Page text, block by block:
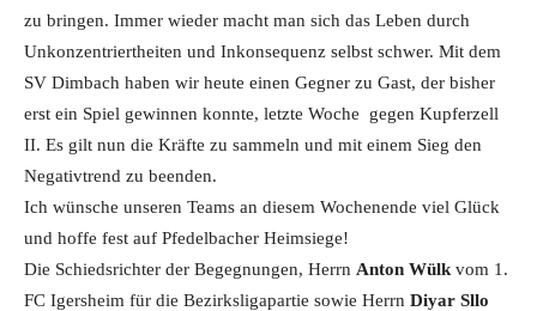
zu bringen. Immer wieder macht man sich das Leben durch
Unkonzentriertheiten und Inkonsequenz selbst schwer. Mit dem
SV Dimbach haben wir heute einen Gegner zu Gast, der bisher
erst ein Spiel gewinnen konnte, letzte Woche gegen Kupferzell
II. Es gilt nun die Kräfte zu sammeln und mit einem Sieg den
Negativtrend zu beenden.
Ich wünsche unseren Teams an diesem Wochenende viel Glück
und hoffe fest auf Pfedelbacher Heimsiege!
Die Schiedsrichter der Begegnungen, Herrn Anton Wülk vom 1.
FC Igersheim für die Bezirksligapartie sowie Herrn Diyar Sllo